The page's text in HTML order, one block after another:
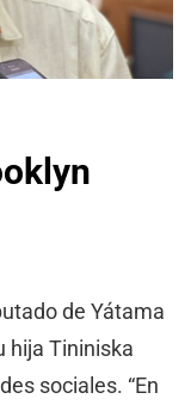
de Yátama
hija Tininiska
sociales. “En